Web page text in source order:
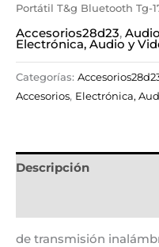
Portátil T&g Bluetooth Tg-
Accesorios28d23, Audio
Electrónica, Audio y
Categorías:
Accesorios, Electrónica,
Descripción
de transmisión